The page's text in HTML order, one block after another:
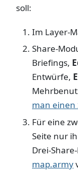
soll:
Im Layer-
Share-
Briefings,
Entwürfe,
man einen
Für eine
Seite nur
Drei-
map.army